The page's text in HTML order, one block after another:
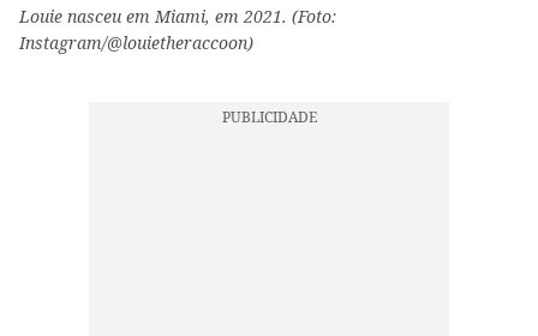
Louie nasceu em Miami, em 2021. (Foto:
Instagram/@louietheraccoon)